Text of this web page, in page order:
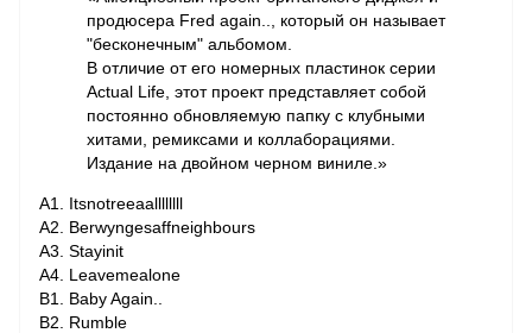
продюсера Fred again.., который он называет
"бесконечным" альбомом.
В отличие от его номерных пластинок серии
Actual Life, этот проект представляет собой
постоянно обновляемую папку с клубными
хитами, ремиксами и коллаборациями.
Издание на двойном черном виниле.»
A1. Itsnotreeaallllllll
A2. Berwyngesaffneighbours
A3. Stayinit
A4. Leavemealone
B1. Baby Again..
B2. Rumble